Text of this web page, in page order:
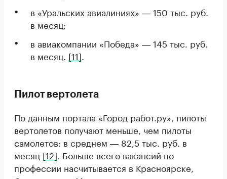
в «Уральских авиалиниях» ― 150 тыс. руб.
в месяц;
в авиакомпании «Победа» ― 145 тыс. руб.
в месяц. [11]
Пилот вертолета
По данным портала «Город работ.ру», пилоты
вертолетов получают меньше, чем пилоты
самолетов: в среднем ― 82,5 тыс. руб. в
месяц [12] . Больше всего вакансий по
профессии насчитывается в Красноярске,